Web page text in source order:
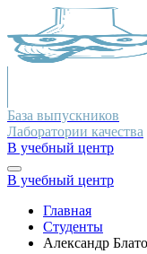
База выпускников
Лаборатории качества
В учебный центр
В учебный центр
Главная
Студенты
Александр